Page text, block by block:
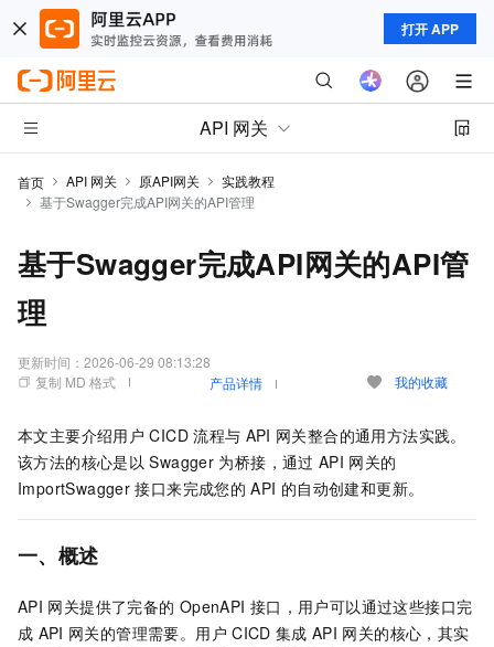
打开 APP
API 网关
首页 API 网关 原API网关
实践教程
基于Swagger完成API网关的API管理
基于Swagger完成API网关的API管
理
更新时间： 2026-06-29 08:13:28
复制 MD 格式
产品详情 我的收藏
本文主要介绍用户 CICD 流程与 API 网关整合的通用方法实践。
该方法的核心是以 Swagger 为桥接，通过 API 网关的
ImportSwagger 接口来完成您的 API 的自动创建和更新。
一、概述
API 网关提供了完备的 OpenAPI 接口，用户可以通过这些接口完
成 API 网关的管理需要。用户 CICD 集成 API 网关的核心，其实